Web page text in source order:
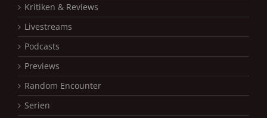
Kritiken & Reviews
Livestreams
Podcasts
Previews
Random Encounter
Serien